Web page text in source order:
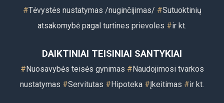
#Tėvystės nustatymas /nuginčijimas/ #Sutuoktinių
atsakomybė pagal turtines prievoles #ir kt.
DAIKTINIAI TEISINIAI SANTYKIAI
#Nuosavybės teisės gynimas #Naudojimosi tvarkos
nustatymas #Servitutas #Hipoteka #Įkeitimas #ir kt.